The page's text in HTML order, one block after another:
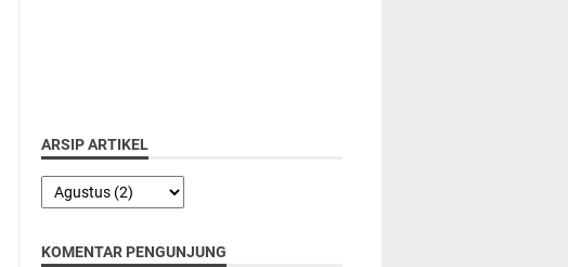
ARSIP ARTIKEL
KOMENTAR PENGUNJUNG